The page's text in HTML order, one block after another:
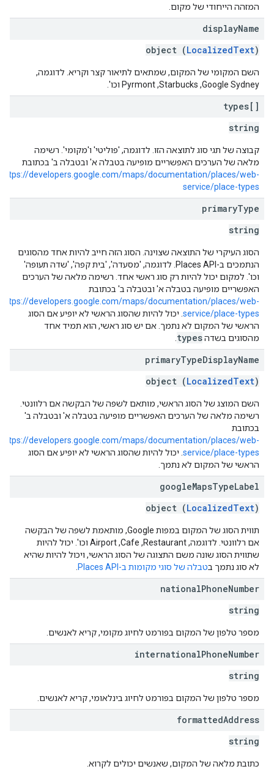
המזהה הייחודי של מקום.
displayName
object (LocalizedText)
השם המקומי של המקום, שמתאים לתיאור קצר וקריא. לדוגמה,
Google Sydney,‏ Starbucks,‏ Pyrmont וכו'.
types[]
string
קבוצה של תגי סוג לתוצאה הזו. לדוגמה, 'פוליטי' ו'מקומי'. רשימה
מלאה של הערכים האפשריים מופיעה בטבלה א' ובטבלה ב' בכתובת
https://developers.google.com/maps/documentation/places/web-
service/place-types
primaryType
string
הסוג העיקרי של התוצאה שצוינה. הסוג הזה חייב להיות אחד מהסוגים
הנתמכים ב-Places API. לדוגמה, 'מסעדה', 'בית קפה', 'שדה תעופה'
וכו'. למקום יכול להיות רק סוג ראשי אחד. רשימה מלאה של הערכים
האפשריים מופיעה בטבלה א' ובטבלה ב' בכתובת
https://developers.google.com/maps/documentation/places/web-
service/place-types . יכול להיות שהסוג הראשי לא יופיע אם הסוג
הראשי של המקום לא נתמך. אם יש סוג ראשי, הוא תמיד אחד
מהסוגים בשדהtypes
primaryTypeDisplayName
object (LocalizedText)
השם המוצג של הסוג הראשי, מותאם לשפה של הבקשה אם רלוונטי.
רשימה מלאה של הערכים האפשריים מופיעה בטבלה א' ובטבלה ב'
בכתובת
https://developers.google.com/maps/documentation/places/web-
service/place-types . יכול להיות שהסוג הראשי לא יופיע אם הסוג
הראשי של המקום לא נתמך.
googleMapsTypeLabel
object (LocalizedText)
תווית הסוג של המקום במפות Google, מותאמת לשפה של הבקשה
אם רלוונטי. לדוגמה, Restaurant,‏ Cafe,‏ Airport וכו'. יכול להיות
שתווית הסוג שונה משם התצוגה של הסוג הראשי, ויכול להיות שהיא
לא סוג נתמך בטבלה של סוגי מקומות ב-Places API
nationalPhoneNumber
string
מספר טלפון של המקום בפורמט לחיוג מקומי, קריא לאנשים.
internationalPhoneNumber
string
מספר טלפון של המקום בפורמט לחיוג בינלאומי, קריא לאנשים.
formattedAddress
string
כתובת מלאה של המקום, שאנשים יכולים לקרוא.